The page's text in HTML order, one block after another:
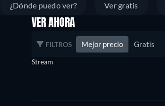
¿Dónde puedo ver? Ver gratis
VER AHORA
FILTROS Mejor precio Gratis
Stream